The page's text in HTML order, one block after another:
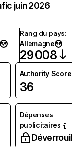
juin 2026
Rang du pays:
Allemagne
29 008
Authority Score
36
Dépenses
publicitaires